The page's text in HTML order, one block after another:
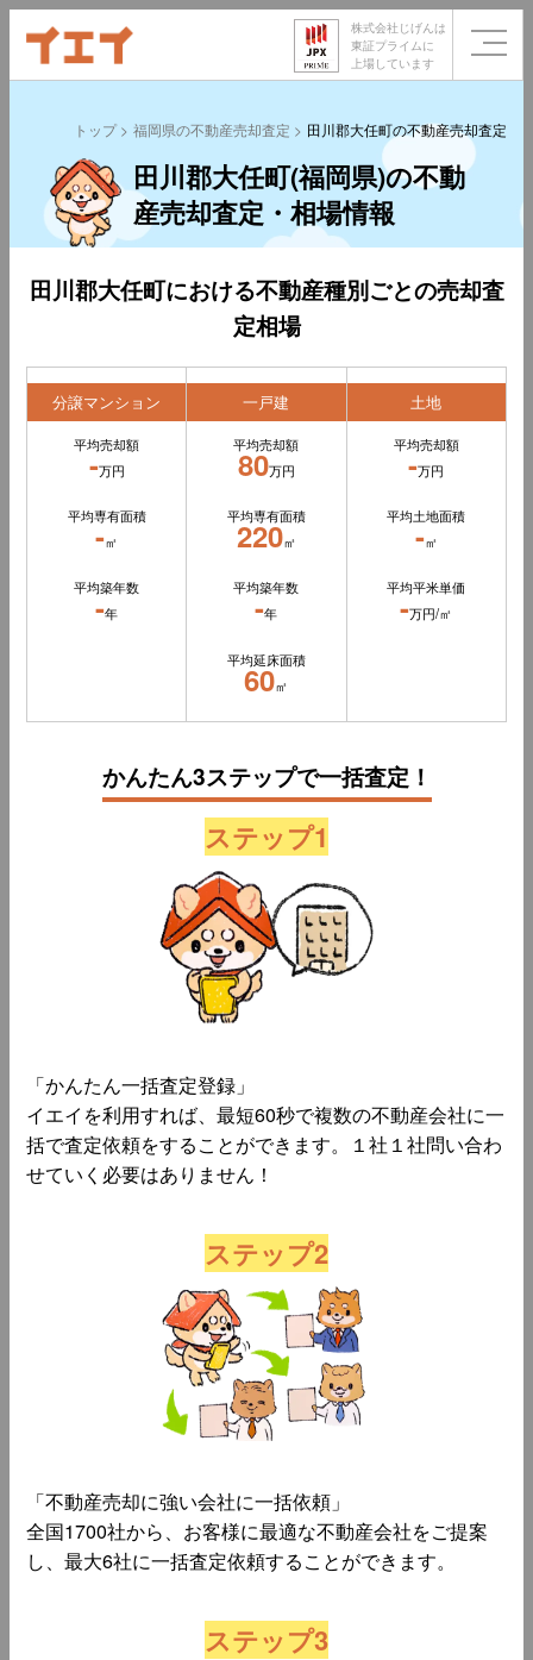
株式会社じげんは
東証プライムに
上場しています
トップ 福岡県の不動産売却査定 田川郡大任町の不動産売却査定
田川郡大任町(福岡県)の不動
産売却査定・相場情報
田川郡大任町における不動産種別ごとの売却査
定相場
分譲マンション
平均売却額
-万円
平均専有面積
-㎡
平均築年数
-年
一戸建
平均売却額
80万円
平均専有面積
220㎡
平均築年数
-年
平均延床面積
60㎡
土地
平均売却額
-万円
平均土地面積
-㎡
平均平米単価
-万円/㎡
かんたん3ステップで一括査定！
ステップ1
「かんたん一括査定登録」
イエイを利用すれば、最短60秒で複数の不動産会社に一
括で査定依頼をすることができます。１社１社問い合わ
せていく必要はありません！
ステップ2
「不動産売却に強い会社に一括依頼」
全国1700社から、お客様に最適な不動産会社をご提案
し、最大6社に一括査定依頼することができます。
ステップ3